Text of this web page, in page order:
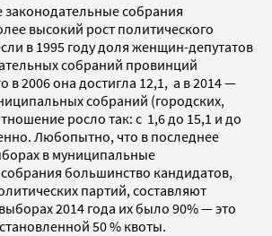
собрания
высокий рост политического
в 1995 году доля женщин-депутатов
собраний провинций
в 2006 она достигла 12,1, а в 2014 —
собраний (городских,
росло так: с 1,6 до 15,1 и до
Любопытно, что в последнее
в муниципальные
большинство кандидатов,
партий, составляют
2014 года их было 90% — это
50 % квоты.